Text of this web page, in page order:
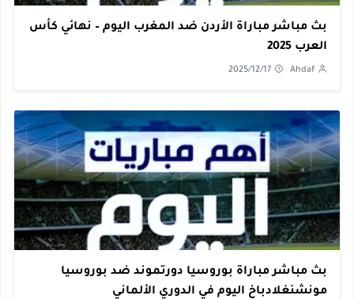
بث مباشر مباراة الأردن ضد المغرب اليوم – نهائي كأس
العرب 2025
Ahdaf
2025/12/17
بث مباشر مباراة بوروسيا دورتموند ضد بوروسيا
مونشنغلادباخ اليوم في الدوري الألماني